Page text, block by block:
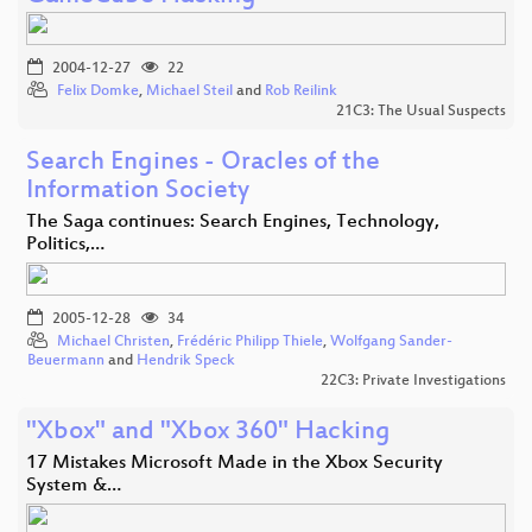
2004-12-27
22
Felix Domke, Michael Steil and Rob Reilink
21C3: The Usual Suspects
Search Engines - Oracles of the
Information Society
The Saga continues: Search Engines, Technology,
Politics,…
2005-12-28
34
Michael Christen, Frédéric Philipp Thiele, Wolfgang Sander-
Beuermann and Hendrik Speck
22C3: Private Investigations
"Xbox" and "Xbox 360" Hacking
17 Mistakes Microsoft Made in the Xbox Security
System &…